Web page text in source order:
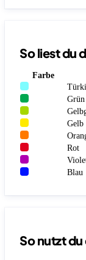
So liest du
Farbe
Grün
Gelb
Rot
Blau
So nutzt